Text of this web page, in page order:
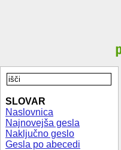
SLOVAR
Naslovnica
Najnovejša gesla
Naključno geslo
Gesla po abecedi